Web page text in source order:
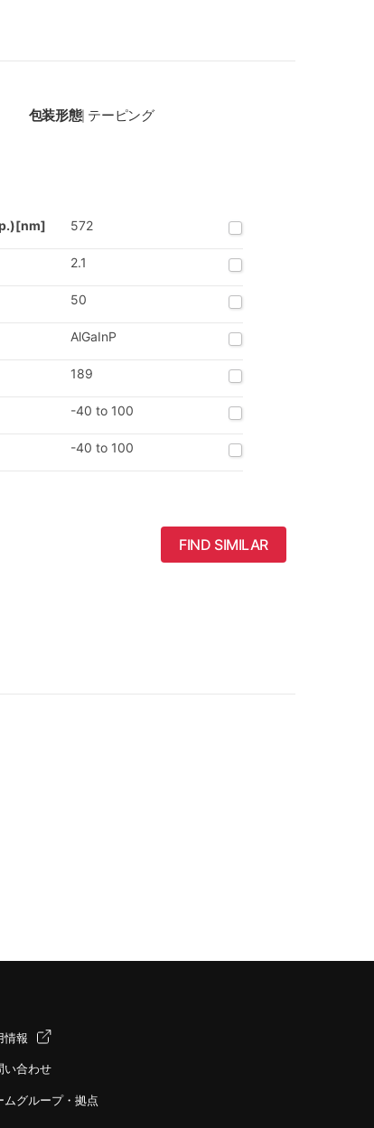
包装形態| テーピング
572
2.1
50
AlGaInP
189
-40 to 100
-40 to 100
FIND SIMILAR
情報
い合わせ
ムグループ・拠点